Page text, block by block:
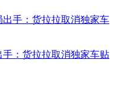
：货拉拉取消独家车贴